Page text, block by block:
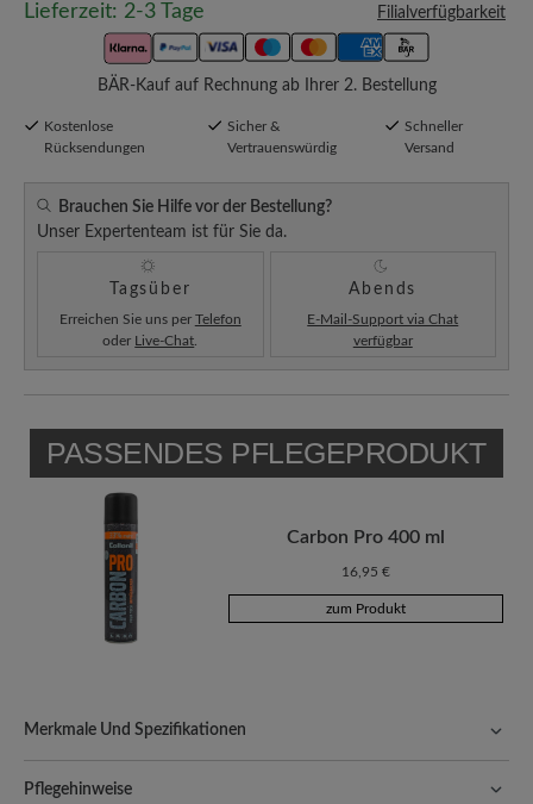
Lieferzeit: 2-3 Tage Filialverfügbarkeit
BÄR-Kauf auf Rechnung ab Ihrer 2. Bestellung
Kostenlose
Rücksendungen
Sicher &
Vertrauenswürdig
Schneller
Versand
Brauchen Sie Hilfe vor der Bestellung?
Unser Expertenteam ist für Sie da.
Tagsüber
Erreichen Sie uns per Telefon
oder Live-Chat
Abends
E-Mail-Support via Chat
verfügbar
PASSENDES PFLEGEPRODUKT
Carbon Pro 400 ml
16,95 €
zum Produkt
Merkmale Und Spezifikationen
Natürlich geformte Schuhe, handgefertigt hergestellt.
Pflegehinweise